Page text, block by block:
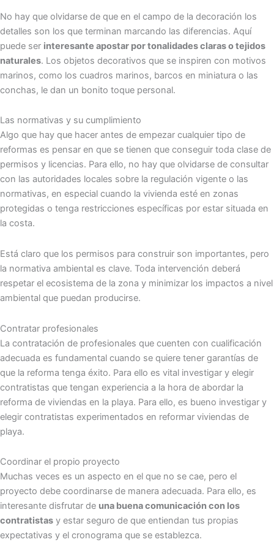
No hay que olvidarse de que en el campo de la decoración los
detalles son los que terminan marcando las diferencias. Aquí
puede ser interesante apostar por tonalidades claras o tejidos
naturales. Los objetos decorativos que se inspiren con motivos
marinos, como los cuadros marinos, barcos en miniatura o las
conchas, le dan un bonito toque personal.
Las normativas y su cumplimiento
Algo que hay que hacer antes de empezar cualquier tipo de
reformas es pensar en que se tienen que conseguir toda clase de
permisos y licencias. Para ello, no hay que olvidarse de consultar
con las autoridades locales sobre la regulación vigente o las
normativas, en especial cuando la vivienda esté en zonas
protegidas o tenga restricciones específicas por estar situada en
la costa.
Está claro que los permisos para construir son importantes, pero
la normativa ambiental es clave. Toda intervención deberá
respetar el ecosistema de la zona y minimizar los impactos a nivel
ambiental que puedan producirse.
Contratar profesionales
La contratación de profesionales que cuenten con cualificación
adecuada es fundamental cuando se quiere tener garantías de
que la reforma tenga éxito. Para ello es vital investigar y elegir
contratistas que tengan experiencia a la hora de abordar la
reforma de viviendas en la playa. Para ello, es bueno investigar y
elegir contratistas experimentados en reformar viviendas de
playa.
Coordinar el propio proyecto
Muchas veces es un aspecto en el que no se cae, pero el
proyecto debe coordinarse de manera adecuada. Para ello, es
interesante disfrutar de una buena comunicación con los
contratistas y estar seguro de que entiendan tus propias
expectativas y el cronograma que se establezca.